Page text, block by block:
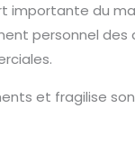
importante du
personnel des
et fragilise